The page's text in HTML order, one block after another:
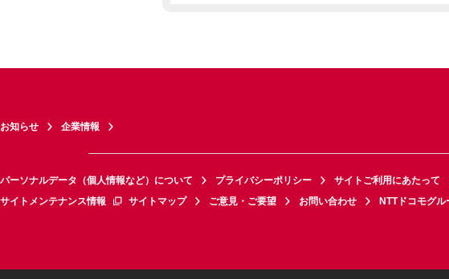
お知らせ 企業情報
パーソナルデータ（個人情報など）について プライバシーポリシー サイトご利用にあたって
サイトメンテナンス情報
サイトマップ ご意見・ご要望 お問い合わせ NTTドコモグル